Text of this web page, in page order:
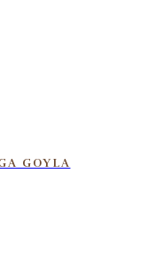
GOYLA